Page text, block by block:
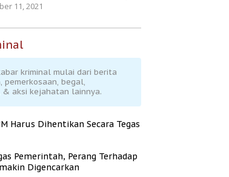
11, 2021
kriminal mulai dari berita
pemerkosaan, begal,
& aksi kejahatan lainnya.
Harus Dihentikan Secara Tegas
Pemerintah, Perang Terhadap
Digencarkan